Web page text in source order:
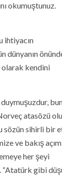
okumuştunuz.
ihtiyacın
dünyanın
olarak kendini
atasözü
sözün sihirli bir
ve bakış
her şeyi
gibi